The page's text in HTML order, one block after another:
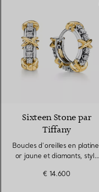
Sixteen Stone par
Tiffany
Boucles d’oreilles en platine,
or jaune et diamants, style
€ 14.600